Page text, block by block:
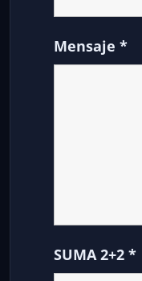
Mensaje *
SUMA 2+2 *